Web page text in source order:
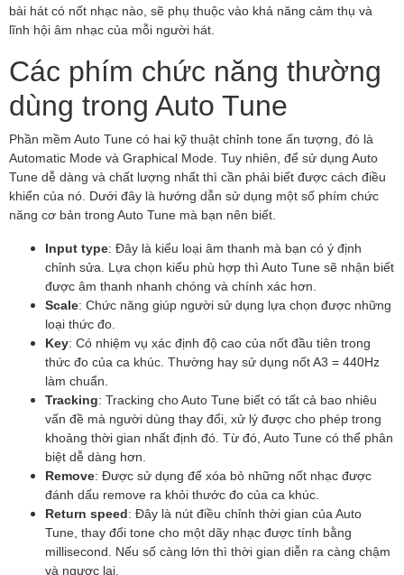
bài hát có nốt nhạc nào, sẽ phụ thuộc vào khả năng cảm thụ và
lĩnh hội âm nhạc của mỗi người hát.
Các phím chức năng thường
dùng trong Auto Tune
Phần mềm Auto Tune có hai kỹ thuật chỉnh tone ấn tượng, đó là
Automatic Mode và Graphical Mode. Tuy nhiên, để sử dụng Auto
Tune dễ dàng và chất lượng nhất thì cần phải biết được cách điều
khiển của nó. Dưới đây là hướng dẫn sử dụng một số phím chức
năng cơ bản trong Auto Tune mà bạn nên biết.
Input type: Đây là kiểu loại âm thanh mà bạn có ý định
chỉnh sửa. Lựa chọn kiểu phù hợp thì Auto Tune sẽ nhận biết
được âm thanh nhanh chóng và chính xác hơn.
Scale: Chức năng giúp người sử dụng lựa chọn được những
loại thức đo.
Key: Có nhiệm vụ xác định độ cao của nốt đầu tiên trong
thức đo của ca khúc. Thường hay sử dụng nốt A3 = 440Hz
làm chuẩn.
Tracking: Tracking cho Auto Tune biết có tất cả bao nhiêu
vấn đề mà người dùng thay đổi, xử lý được cho phép trong
khoảng thời gian nhất định đó. Từ đó, Auto Tune có thể phân
biệt dễ dàng hơn.
Remove: Được sử dụng để xóa bỏ những nốt nhạc được
đánh dấu remove ra khỏi thước đo của ca khúc.
Return speed: Đây là nút điều chỉnh thời gian của Auto
Tune, thay đổi tone cho một dãy nhạc được tính bằng
millisecond. Nếu số càng lớn thì thời gian diễn ra càng chậm
và ngược lại.